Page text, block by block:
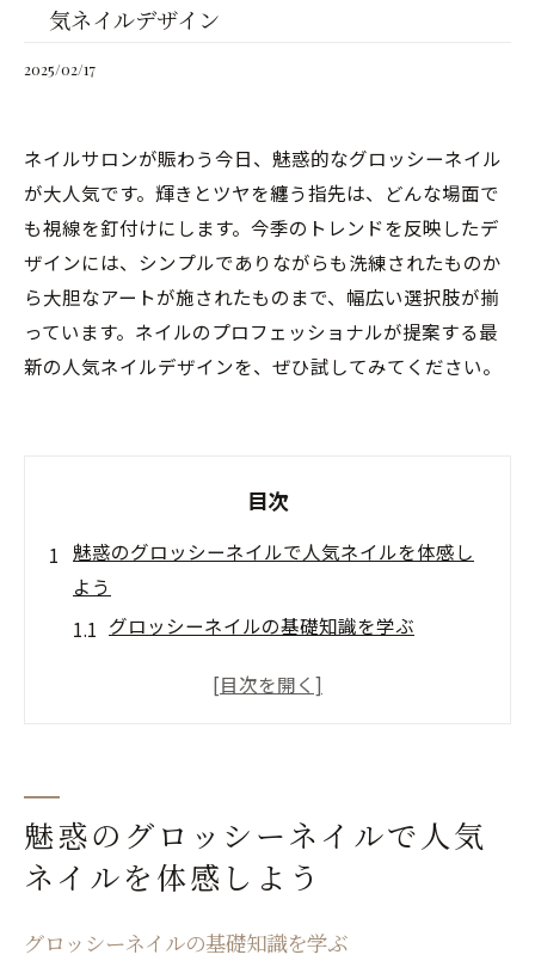
気ネイルデザイン
2025/02/17
ネイルサロンが賑わう今日、魅惑的なグロッシーネイル
が大人気です。輝きとツヤを纏う指先は、どんな場面で
も視線を釘付けにします。今季のトレンドを反映したデ
ザインには、シンプルでありながらも洗練されたものか
ら大胆なアートが施されたものまで、幅広い選択肢が揃
っています。ネイルのプロフェッショナルが提案する最
新の人気ネイルデザインを、ぜひ試してみてください。
目次
魅惑のグロッシーネイルで人気ネイルを体感し
よう
グロッシーネイルの基礎知識を学ぶ
最新のグロッシーネイルトレンドを紹介
グロッシーネイルに合うファッションコー
ディネート
長持ちさせるためのネイルケアの秘訣
指先に輝きを！グロッシーネイルの魅力と人気
魅惑のグロッシーネイルで人気
ネイルを体感しよう
グロッシーネイルの基礎知識を学ぶ